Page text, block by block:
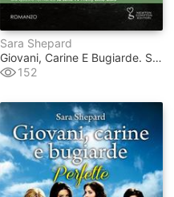
Sara Shepard
Giovani, Carine E Bugiarde. Spietate
152